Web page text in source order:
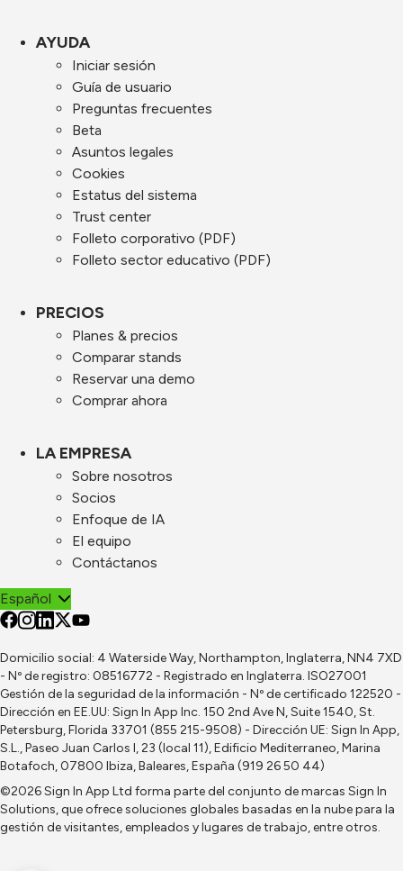
AYUDA
Iniciar sesión
Guía de usuario
Preguntas frecuentes
Beta
Asuntos legales
Cookies
Estatus del sistema
Trust center
Folleto corporativo (PDF)
Folleto sector educativo (PDF)
PRECIOS
Planes & precios
Comparar stands
Reservar una demo
Comprar ahora
LA EMPRESA
Sobre nosotros
Socios
Enfoque de IA
El equipo
Contáctanos
Español
Domicilio social: 4 Waterside Way, Northampton, Inglaterra, NN4 7XD
- Nº de registro: 08516772 - Registrado en Inglaterra. ISO27001
Gestión de la seguridad de la información - Nº de certificado 122520 -
Dirección en EE.UU: Sign In App Inc. 150 2nd Ave N, Suite 1540, St.
Petersburg, Florida 33701 (855 215-9508) - Dirección UE: Sign In App,
S.L., Paseo Juan Carlos I, 23 (local 11), Edificio Mediterraneo, Marina
Botafoch, 07800 Ibiza, Baleares, España (919 26 50 44)
©2026 Sign In App Ltd forma parte del conjunto de marcas Sign In
Solutions, que ofrece soluciones globales basadas en la nube para la
gestión de visitantes, empleados y lugares de trabajo, entre otros.